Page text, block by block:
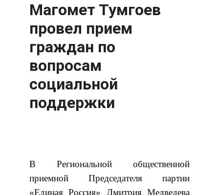
Магомет Тумгоев
провел прием
граждан по
вопросам
социальной
поддержки
В Региональной общественной
приемной Председателя партии
«Единая Россия» Дмитрия Медведева